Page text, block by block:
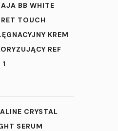
BB WHITE
TOUCH
KREM
REF
CRYSTAL
SERUM